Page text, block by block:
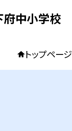
中小学校
トップページ